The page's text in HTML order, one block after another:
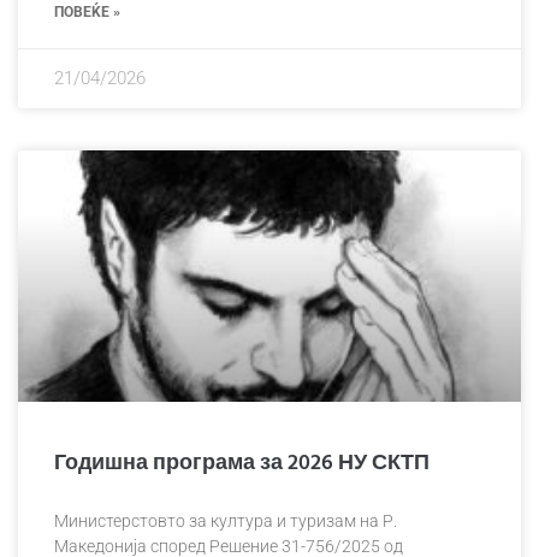
ПОВЕЌЕ »
21/04/2026
Годишна програма за 2026 НУ СКТП
Министерстовто за култура и туризам на Р.
Македонија според Решение 31-756/2025 од